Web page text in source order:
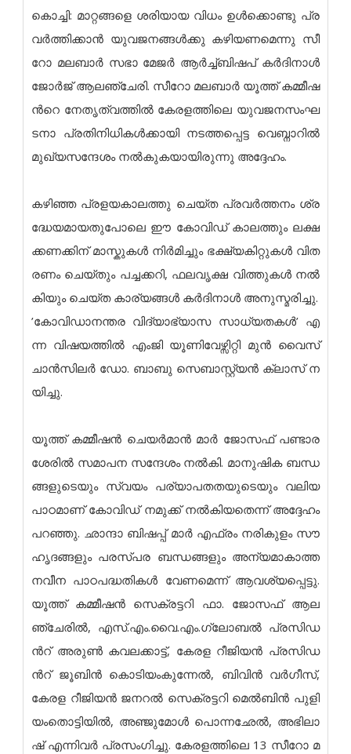
കൊ​​ച്ചി: മാ​​റ്റ​​ങ്ങ​​ളെ ശ​​രി​​യാ​​യ വി​​ധം ഉ​ൾ​ക്കൊ​ണ്ടു പ്ര​
വ​ർ​ത്തി​ക്കാ​ൻ യു​വ​ജ​ന​ങ്ങ​ൾ​ക്കു ക​ഴി​യ​ണ​മെ​ന്നു സീ​​
റോ മ​​ല​​ബാ​​ർ സ​​ഭാ മേ​​ജ​​ർ ആ​​ർ​​ച്ച്ബി​​ഷ​​പ് ക​​ർ​​ദി​നാ​​ൾ
ജോ​​ർ​​ജ് ആ​​ല​​ഞ്ചേ​​രി. സീ​​റോ മ​​ല​​ബാ​​ർ യൂ​​ത്ത് ക​​മ്മീ​​ഷ​​
ന്‍റെ നേ​​തൃ​​ത്വ​​ത്തി​​ൽ കേ​​ര​​ള​​ത്തി​​ലെ യു​​വ​​ജ​​ന​​സം​​ഘ​​
ട​​നാ പ്ര​​തി​​നി​​ധി​​ക​​ൾ​​ക്കാ​​യി ന​​ട​​ത്ത​​പ്പെ​​ട്ട വെ​​ബ്നാ​​റി​​ൽ
മു​​ഖ്യ​​സ​​ന്ദേ​​ശം ന​​ൽ​​കു​​ക​​യാ​​യി​​രു​​ന്നു അ​​ദ്ദേ​​ഹം.
ക​​ഴി​​ഞ്ഞ പ്ര​​ള​​യ​​കാ​ല​ത്തു ചെ​​യ്ത പ്ര​​വ​​ർ​​ത്ത​​നം ശ്ര​
ദ്ധേ​യ​മാ​യ​തു​പോ​ലെ ഈ ​​കോ​​വി​​ഡ് കാ​​ല​​ത്തും ല​​ക്ഷ​​
ക്ക​​ണ​​ക്കി​​ന് മാ​​സ്കു​​ക​​ൾ നി​​ർ​​മി​​ച്ചും ഭ​​ക്ഷ്യ​​കി​​റ്റു​​ക​​ൾ വി​​ത​​
ര​​ണം ചെ​​യ്തും പ​​ച്ച​​ക്ക​​റി, ഫ​​ല​​വൃ​​ക്ഷ വി​​ത്തു​​ക​​ൾ ന​​ൽ​​
കി​​യും ചെ​യ്ത കാ​ര്യ​ങ്ങ​ൾ ക​​ർ​​ദി​​നാ​​ൾ അ​​നു​​സ്മ​​രി​​ച്ചു.
’കോ​​വി​​ഡാ​​ന​​ന്ത​​ര വി​​ദ്യാ​​ഭ്യാ​​സ സാ​​ധ്യ​​ത​​ക​​ൾ’ എ​​
ന്ന വി​​ഷ​​യ​​ത്തി​​ൽ എം​​ജി യൂ​​ണി​​വേ​​ഴ്സി​​റ്റി മു​​ൻ വൈ​​സ്
ചാ​​ൻ​​സി​​ല​​ർ ഡോ. ​​ബാ​​ബു സെ​​ബാ​​സ്റ്റ്യ​​ൻ ക്ലാ​​സ് ന​​
യി​​ച്ചു.
യൂ​​ത്ത് ക​​മ്മീ​​ഷ​​ൻ ചെ​​യ​​ർ​​മാ​​ൻ മാ​​ർ ജോ​​സ​​ഫ് പ​​ണ്ടാ​ര​​
ശേ​രി​​ൽ സ​​മാ​​പ​​ന സ​​ന്ദേ​​ശം ന​​ൽ​​കി. മാ​​നു​​ഷി​​ക ബ​​ന്ധ​​
ങ്ങ​​ളു​​ടെ​​യും സ്വ​​യം പ​​ര്യാ​​പ​​ത​​ത​​യു​​ടെ​​യും വ​​ലി​​യ
പാ​​ഠ​​മാ​​ണ് കോ​​വി​​ഡ് ന​​മു​​ക്ക് ന​​ൽ​​കി​​യ​​തെ​​ന്ന് അ​​ദ്ദേ​​ഹം
പ​​റ​​ഞ്ഞു. ഛാന്ദാ ​​ബി​​ഷ​​പ്പ് മാ​​ർ എ​​ഫ്രം ന​​രി​​കു​​ളം സൗ​​
ഹൃ​​ദ​​ങ്ങ​​ളും പ​​ര​​സ്പ​​ര ബ​​ന്ധ​​ങ്ങ​​ളും അ​​ന്യ​​മാ​​കാ​​ത്ത
ന​​വീ​​ന പാ​​ഠ​​പ​​ദ്ധ​​തി​​ക​​ൾ വേ​​ണ​​മെ​​ന്ന് ആ​​വ​​ശ്യ​​പ്പെ​​ട്ടു.
യൂ​​ത്ത് ക​​മ്മീ​​ഷ​​ൻ സെ​​ക്ര​​ട്ട​​റി ഫാ. ​​ജോ​​സ​​ഫ് ആ​​ല​​
ഞ്ചേ​​രി​​ൽ, എ​​സ്.​​എം.​​വൈ.​​എം.​ഗ്ലോ​​ബ​​ൽ പ്ര​​സി​​ഡ​​
ന്‍റ് അ​​രു​​ണ്‍ ക​​വ​​ല​​ക്കാ​​ട്ട്, കേ​​ര​​ള റീ​​ജി​​യ​​ൻ പ്ര​​സി​​ഡ​​
ന്‍റ് ജൂ​​ബി​​ൻ കൊ​​ടി​​യം​​കു​​ന്നേ​​ൽ, ബി​​വി​​ൻ വ​​ർ​​ഗീ​സ്,
കേ​​ര​​ള റീ​​ജി​​യ​​ൻ ജ​​ന​​റ​​ൽ സെ​​ക്ര​​ട്ട​​റി മെ​​ൽ​​ബി​​ൻ പു​​ളി​​
യം​​തൊ​​ട്ടി​​യി​​ൽ, അ​​ഞ്ജു​​മോ​​ൾ പൊ​​ന്നഛേ​​ൽ, അ​​ഭി​​ലാ​​
ഷ് എ​​ന്നി​​വ​​ർ പ്ര​​സം​​ഗി​​ച്ചു. കേ​​ര​​ള​​ത്തി​​ലെ 13 സീ​​റോ മ​​